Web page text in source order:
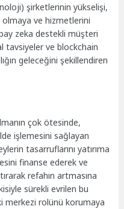
şirketlerinin yükselişi,
olmaya ve hizmetlerini
zeka destekli müşteri
tavsiyeler ve blockchain
geleceğini şekillendiren
çok ötesinde,
işlemesini sağlayan
tasarruflarını yatırıma
finanse ederek ve
refahın artmasına
sürekli evrilen bu
merkezi rolünü korumaya